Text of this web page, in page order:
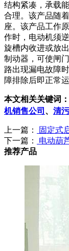
结构紧凑，承载
合理。该产品随
座。该产品工作
作时，电动机须
旋槽内收进或放
制动器，可使闸
路出现漏电故障
障排除后即正常运
本文相关关键词：
机销售公司 、 清
上一篇：
固定式
下一篇：
电动葫
推荐产品